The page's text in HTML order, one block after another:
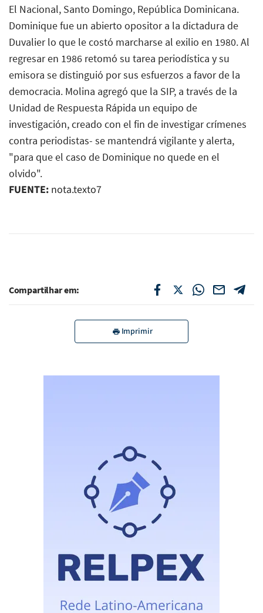
El Nacional, Santo Domingo, República Dominicana.
Dominique fue un abierto opositor a la dictadura de
Duvalier lo que le costó marcharse al exilio en 1980. Al
regresar en 1986 retomó su tarea periodística y su
emisora se distinguió por sus esfuerzos a favor de la
democracia. Molina agregó que la SIP, a través de la
Unidad de Respuesta Rápida un equipo de
investigación, creado con el fin de investigar crímenes
contra periodistas- se mantendrá vigilante y alerta,
"para que el caso de Dominique no quede en el
olvido".
FUENTE: nota.texto7
Compartilhar em:
Imprimir